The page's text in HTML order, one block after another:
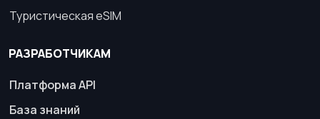
Туристическая eSIM
РАЗРАБОТЧИКАМ
Платформа API
База знаний